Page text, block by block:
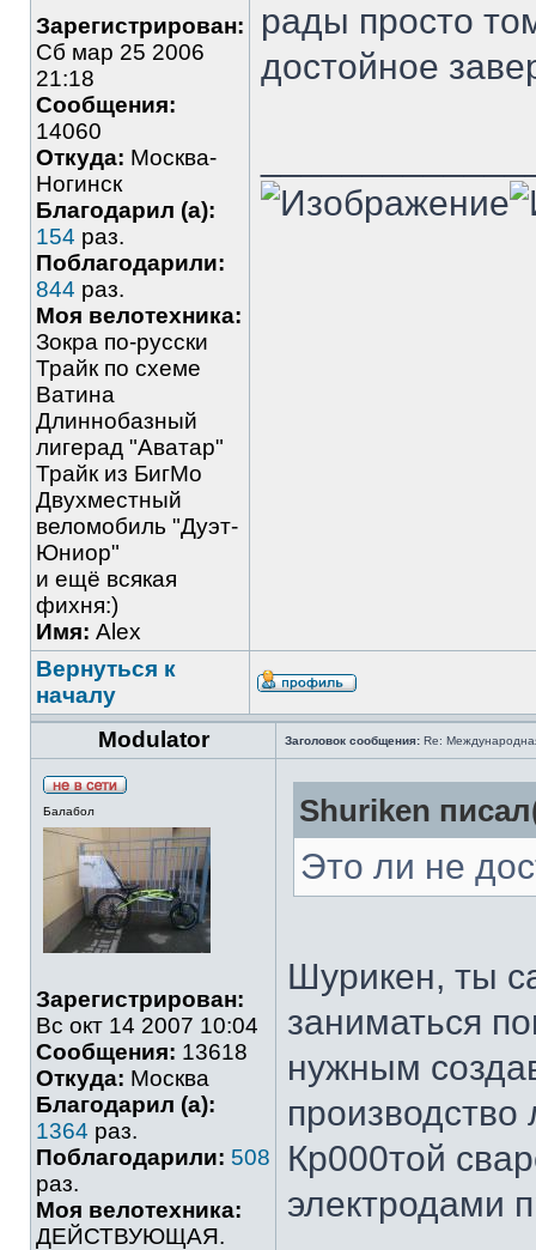
Зарегистрирован:
Сб мар 25 2006
21:18
Сообщения:
14060
Откуда: Москва-
Ногинск
Благодарил (а):
154 раз.
Поблагодарили:
844 раз.
Моя велотехника:
Зокра по-русски
Трайк по схеме
Ватина
Длиннобазный
лигерад "Аватар"
Трайк из БигМо
Двухместный
веломобиль "Дуэт-
Юниор"
и ещё всякая
фихня:)
Имя: Alex
рады просто
достойное
Вернуться к
началу
Modulator
Заголовок сообщения: Re:
Балабол
Зарегистрирован:
Вс окт 14 2007 10:04
Сообщения: 13618
Откуда: Москва
Благодарил (а):
1364 раз.
Поблагодарили: 508
раз.
Моя велотехника:
ДЕЙСТВУЮЩАЯ.
Shuriken
Это ли не
Шурикен, ты
заниматься
нужным
производство
Кр000той
электродами